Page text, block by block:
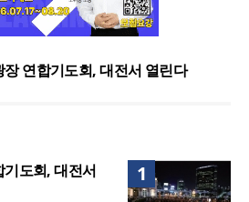
단, 포항 죽도시장 담은 로컬 매거진
장 연합기도회, 대전서 열린다
, 포항 죽도시장 담은 로컬 매거진
유 지키고 다음세대 위해 기도하자”
1
기도회, 대전서